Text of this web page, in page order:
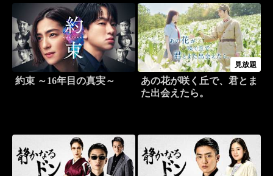
約束 ～16年目の真実～
見放題
あの花が咲く丘で、君とま
た出会えたら。